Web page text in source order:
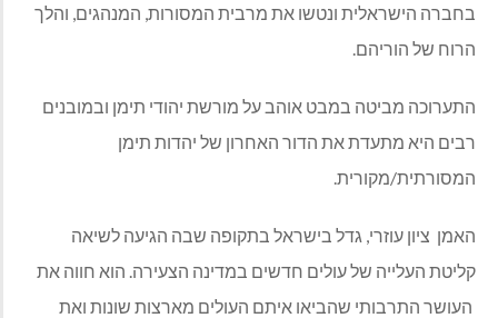
הישראלית ונטשו את מרבית המסורות, המנהגים, והלך
של הוריהם.
מביטה במבט אוהב על מורשת יהודי תימן ובמובנים
היא מתעדת את הדור האחרון של יהדות תימן
מקורית.
ציון עוזרי, גדל בישראל בתקופה שבה הגיעה לשיאה
העלייה של עולים חדשים במדינה הצעירה. הוא חווה את
התרבותי שהביאו איתם העולים מארצות שונות ואת